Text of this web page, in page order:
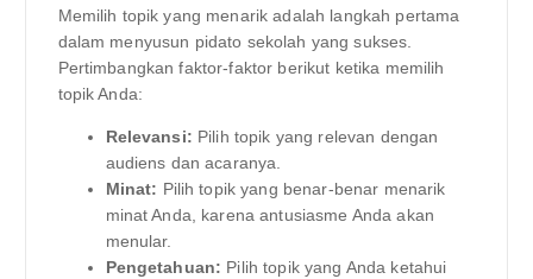
Memilih topik yang menarik adalah langkah pertama
dalam menyusun pidato sekolah yang sukses.
Pertimbangkan faktor-faktor berikut ketika memilih
topik Anda:
Relevansi: Pilih topik yang relevan dengan
audiens dan acaranya.
Minat: Pilih topik yang benar-benar menarik
minat Anda, karena antusiasme Anda akan
menular.
Pengetahuan: Pilih topik yang Anda ketahui